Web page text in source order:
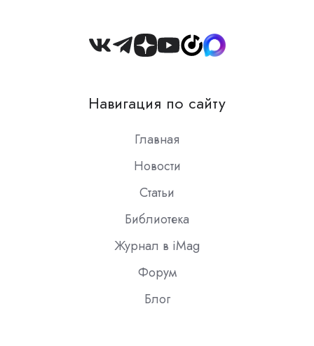
Join
Slack
Навигация по сайту
Главная
Новости
Статьи
Библиотека
Журнал в iMag
Форум
Блог